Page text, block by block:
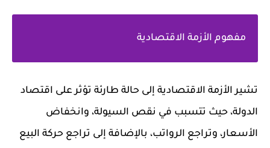
مفهوم الأزمة الاقتصادية
تشير الأزمة الاقتصادية إلى حالة طارئة تؤثر على اقتصاد
الدولة، حيث تتسبب في نقص السيولة، وانخفاض
الأسعار، وتراجع الرواتب، بالإضافة إلى تراجع حركة البيع